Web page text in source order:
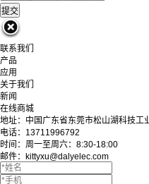
联系我们
产品
应用
关于我们
新闻
在线商城
地址：中国广东省东莞市松山湖科技工
电话：13711996792
时间：周一至周六：8:30-18:00
邮件：kittyxu@dalyelec.com